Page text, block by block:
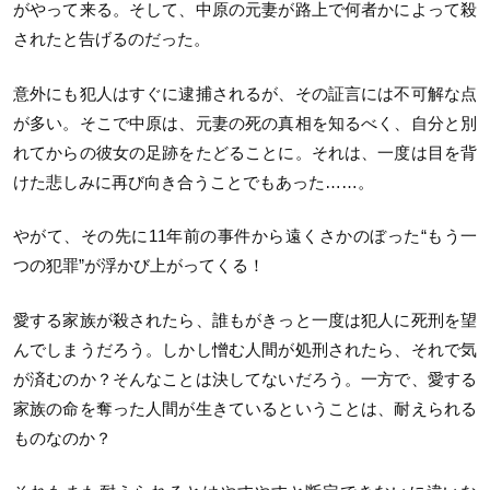
がやって来る。そして、中原の元妻が路上で何者かによって殺
されたと告げるのだった。
意外にも犯人はすぐに逮捕されるが、その証言には不可解な点
が多い。そこで中原は、元妻の死の真相を知るべく、自分と別
れてからの彼女の足跡をたどることに。それは、一度は目を背
けた悲しみに再び向き合うことでもあった……。
やがて、その先に11年前の事件から遠くさかのぼった“もう一
つの犯罪”が浮かび上がってくる！
愛する家族が殺されたら、誰もがきっと一度は犯人に死刑を望
んでしまうだろう。しかし憎む人間が処刑されたら、それで気
が済むのか？そんなことは決してないだろう。一方で、愛する
家族の命を奪った人間が生きているということは、耐えられる
ものなのか？